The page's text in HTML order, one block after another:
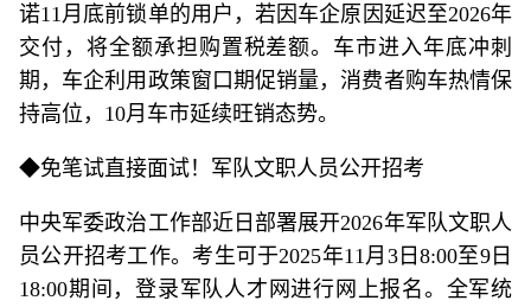
诺11月底前锁单的用户，若因车企原因延迟至2026年
交付，将全额承担购置税差额。车市进入年底冲刺
期，车企利用政策窗口期促销量，消费者购车热情保
持高位，10月车市延续旺销态势。
◆免笔试直接面试！军队文职人员公开招考
中央军委政治工作部近日部署展开2026年军队文职人
员公开招考工作。考生可于2025年11月3日8:00至9日
18:00期间，登录军队人才网进行网上报名。全军统